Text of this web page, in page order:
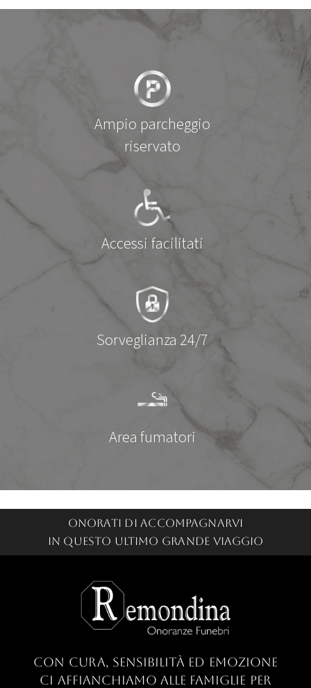
Ampio parcheggio
riservato
Accessi facilitati
Sorveglianza 24/7
Area fumatori
Onorati di accompagnarvi
in questo ultimo grande viaggio
con cura, sensibilità ed emozione
ci affianchiamo alle famiglie per